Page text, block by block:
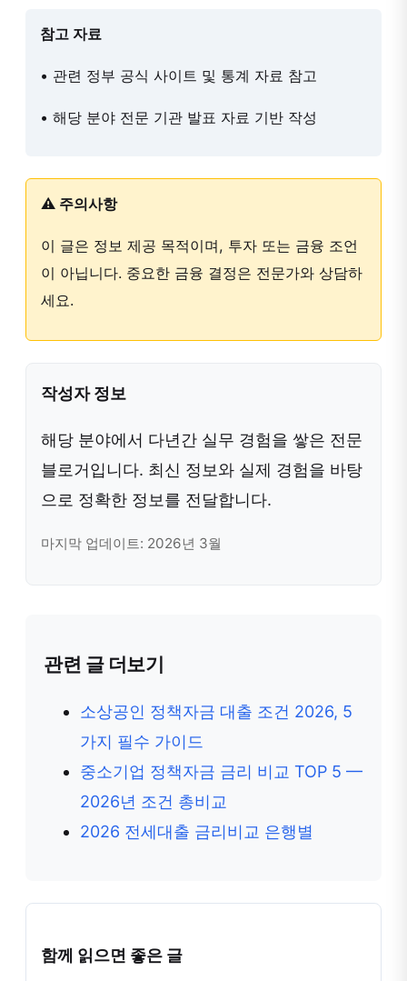
참고 자료
• 관련 정부 공식 사이트 및 통계 자료 참고
• 해당 분야 전문 기관 발표 자료 기반 작성
⚠️ 주의사항
이 글은 정보 제공 목적이며, 투자 또는 금융 조언
이 아닙니다. 중요한 금융 결정은 전문가와 상담하
세요.
작성자 정보
해당 분야에서 다년간 실무 경험을 쌓은 전문
블로거입니다. 최신 정보와 실제 경험을 바탕
으로 정확한 정보를 전달합니다.
마지막 업데이트: 2026년 3월
관련 글 더보기
소상공인 정책자금 대출 조건 2026, 5
가지 필수 가이드
중소기업 정책자금 금리 비교 TOP 5 —
2026년 조건 총비교
2026 전세대출 금리비교 은행별
함께 읽으면 좋은 글